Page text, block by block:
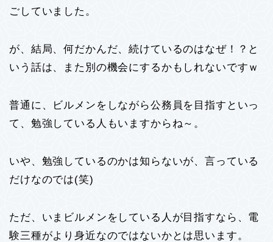
ごしていました。
が、結局、何だかんだ、続けているのはなぜ！？と
いう話は、また別の機会にするかもしれないですｗ
普通に、ビルメンをしながら公務員を目指すといっ
て、勉強している人もいますからね～。
いや、勉強しているのかは知らないが、言っている
だけなのでは(笑)
ただ、いまビルメンをしている人が目指すなら、電
験三種がより身近なのではないかとは思います。